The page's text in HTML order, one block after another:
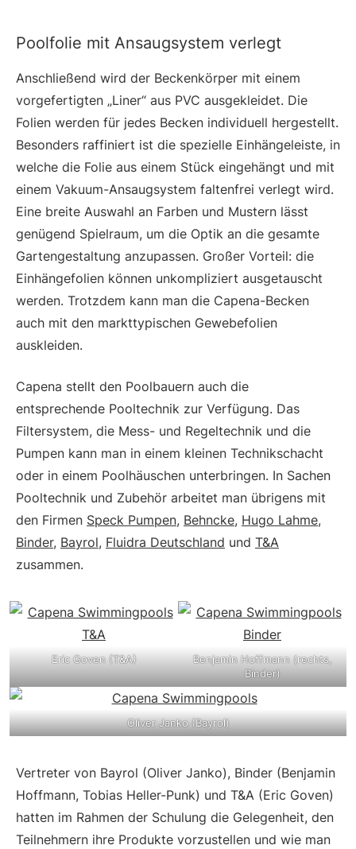
Poolfolie mit Ansaugsystem verlegt
Anschließend wird der Beckenkörper mit einem
vorgefertigten „Liner“ aus PVC ausgekleidet. Die
Folien werden für jedes Becken individuell hergestellt.
Besonders raffiniert ist die spezielle Einhängeleiste, in
welche die Folie aus einem Stück eingehängt und mit
einem Vakuum-Ansaugsystem faltenfrei verlegt wird.
Eine breite Auswahl an Farben und Mustern lässt
genügend Spielraum, um die Optik an die gesamte
Gartengestaltung anzupassen. Großer Vorteil: die
Einhängefolien können unkompliziert ausgetauscht
werden. Trotzdem kann man die Capena-Becken
auch mit den markttypischen Gewebefolien
auskleiden.
Capena stellt den Poolbauern auch die
entsprechende Pooltechnik zur Verfügung. Das
Filtersystem, die Mess- und Regeltechnik und die
Pumpen kann man in einem kleinen Technikschacht
oder in einem Poolhäuschen unterbringen. In Sachen
Pooltechnik und Zubehör arbeitet man übrigens mit
den Firmen Speck Pumpen, Behncke, Hugo Lahme,
Binder, Bayrol, Fluidra Deutschland und T&A
zusammen.
Eric Goven (T&A)
Benjamin Hoffmann (rechts,
Binder)
Oliver Janko (Bayrol)
Vertreter von Bayrol (Oliver Janko), Binder (Benjamin
Hoffmann, Tobias Heller-Punk) und T&A (Eric Goven)
hatten im Rahmen der Schulung die Gelegenheit, den
Teilnehmern ihre Produkte vorzustellen und wie man